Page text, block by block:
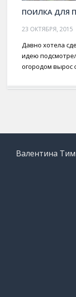
ПОИЛКА ДЛЯ
23 ОКТЯБРЯ, 2015
Давно хотела
идею
огородом вырос
Валентина